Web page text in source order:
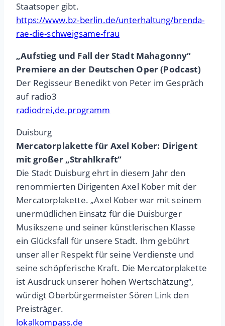
Staatsoper gibt.
https://www.bz-berlin.de/unterhaltung/brenda-
rae-die-schweigsame-frau
„Aufstieg und Fall der Stadt Mahagonny“
Premiere an der Deutschen Oper (Podcast)
Der Regisseur Benedikt von Peter im Gespräch
auf radio3
radiodrei,de.programm
Duisburg
Mercatorplakette für Axel Kober: Dirigent
mit großer „Strahlkraft“
Die Stadt Duisburg ehrt in diesem Jahr den
renommierten Dirigenten Axel Kober mit der
Mercatorplakette. „Axel Kober war mit seinem
unermüdlichen Einsatz für die Duisburger
Musikszene und seiner künstlerischen Klasse
ein Glücksfall für unsere Stadt. Ihm gebührt
unser aller Respekt für seine Verdienste und
seine schöpferische Kraft. Die Mercatorplakette
ist Ausdruck unserer hohen Wertschätzung“,
würdigt Oberbürgermeister Sören Link den
Preisträger.
lokalkompass.de